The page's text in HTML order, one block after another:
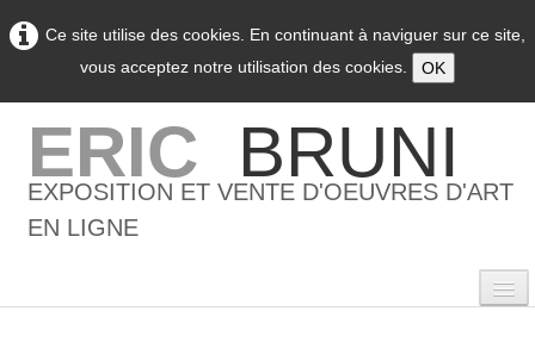
Ce site utilise des cookies. En continuant à naviguer sur ce site,
vous acceptez notre utilisation des cookies.
OK
ERIC BRUNI
EXPOSITION ET VENTE D'OEUVRES D'ART
EN LIGNE